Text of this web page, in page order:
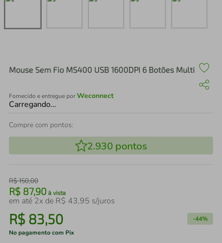
Mouse Sem Fio MS400 USB 1600DPI 6 Botões Multi
Fornecido e entregue porWeconnect
Carregando…
Compre com pontos:
2.930 pontos
R$150,00
R$ 87,90 à vista
em até 2x de R$ 43,95 s/juros
R$ 83,50 -44%
No pagamento com Pix